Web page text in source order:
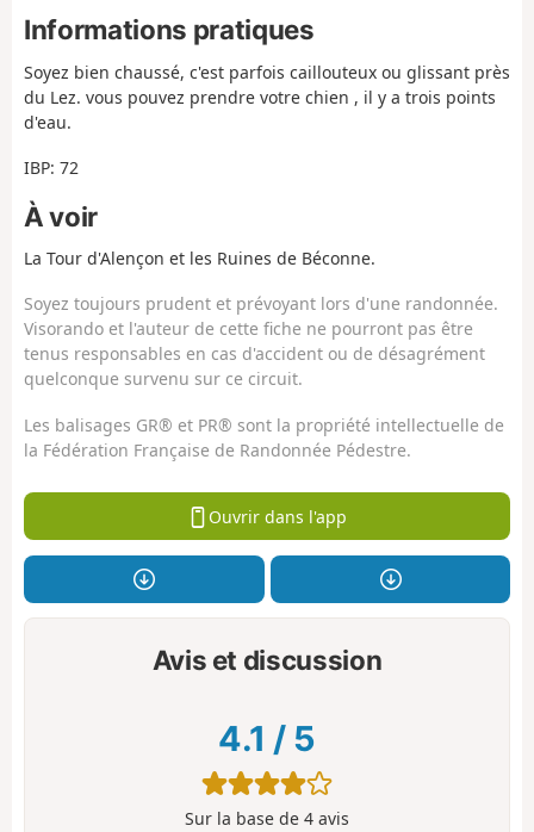
Informations pratiques
Soyez bien chaussé, c'est parfois caillouteux ou glissant près
du Lez. vous pouvez prendre votre chien , il y a trois points
d'eau.
IBP: 72
À voir
La Tour d'Alençon et les Ruines de Béconne.
Soyez toujours prudent et prévoyant lors d'une randonnée.
Visorando et l'auteur de cette fiche ne pourront pas être
tenus responsables en cas d'accident ou de désagrément
quelconque survenu sur ce circuit.
Les balisages GR® et PR® sont la propriété intellectuelle de
la Fédération Française de Randonnée Pédestre.
Ouvrir dans l'app
Avis et discussion
4.1 / 5
Sur la base de 4 avis